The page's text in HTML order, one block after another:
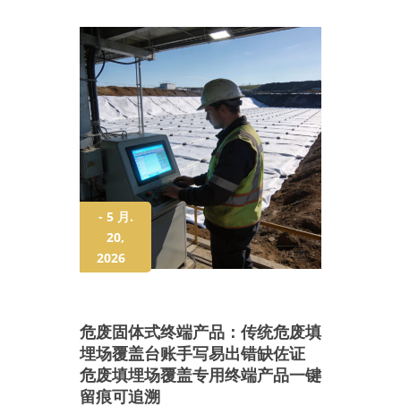
- 5 月.
20,
2026
危废固体式终端产品：传统危废填
埋场覆盖台账手写易出错缺佐证
危废填埋场覆盖专用终端产品一键
留痕可追溯